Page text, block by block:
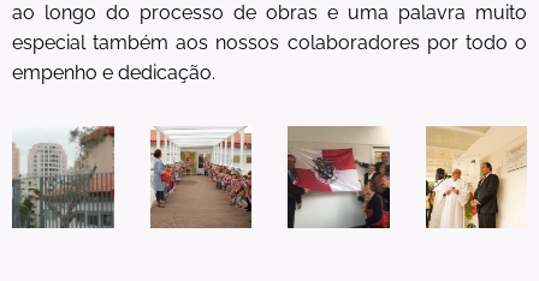
ao longo do processo de obras e uma palavra muito
especial também aos nossos colaboradores por todo o
empenho e dedicação.